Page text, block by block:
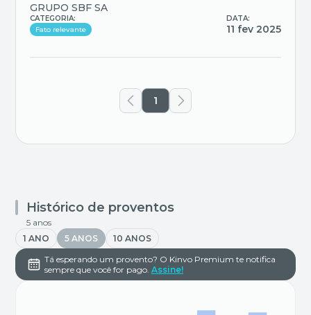
GRUPO SBF SA
CATEGORIA:
Fato relevante
DATA:
11 fev 2025
1
Histórico de proventos
5 anos
1 ANO
5 ANOS
10 ANOS
Tá esperando um provento? O Kinvo Premium te notifica
sempre que você for pago. Assine!